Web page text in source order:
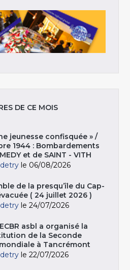
DE CE MOIS
jeunesse confisquée » /
1944 : Bombardements
et de SAINT - VITH
le 06/08/2026
de la presqu’île du Cap-
( 24 juillet 2026 )
le 24/07/2026
asbl a organisé la
de la Seconde
à Tancrémont
le 22/07/2026